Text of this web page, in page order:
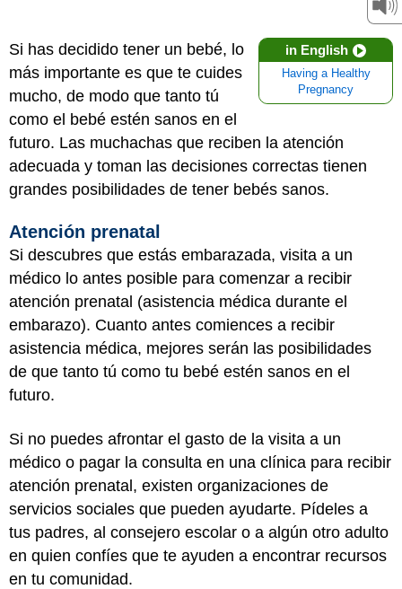
in English
Having a Healthy
Pregnancy
Si has decidido tener un bebé, lo
más importante es que te cuides
mucho, de modo que tanto tú
como el bebé estén sanos en el
futuro. Las muchachas que reciben la atención
adecuada y toman las decisiones correctas tienen
grandes posibilidades de tener bebés sanos.
Atención prenatal
Si descubres que estás embarazada, visita a un
médico lo antes posible para comenzar a recibir
atención prenatal (asistencia médica durante el
embarazo). Cuanto antes comiences a recibir
asistencia médica, mejores serán las posibilidades
de que tanto tú como tu bebé estén sanos en el
futuro.
Si no puedes afrontar el gasto de la visita a un
médico o pagar la consulta en una clínica para recibir
atención prenatal, existen organizaciones de
servicios sociales que pueden ayudarte. Pídeles a
tus padres, al consejero escolar o a algún otro adulto
en quien confíes que te ayuden a encontrar recursos
en tu comunidad.